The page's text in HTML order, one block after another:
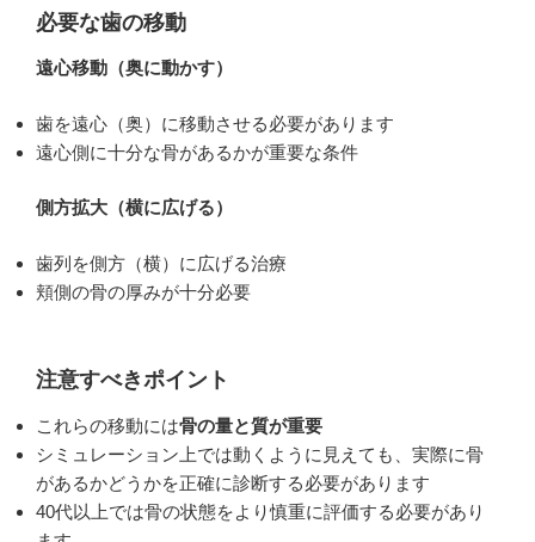
必要な歯の移動
遠心移動（奥に動かす）
歯を遠心（奥）に移動させる必要があります
遠心側に十分な骨があるかが重要な条件
側方拡大（横に広げる）
歯列を側方（横）に広げる治療
頬側の骨の厚みが十分必要
注意すべきポイント
これらの移動には骨の量と質が重要
シミュレーション上では動くように見えても、実際に骨
があるかどうかを正確に診断する必要があります
40代以上では骨の状態をより慎重に評価する必要があり